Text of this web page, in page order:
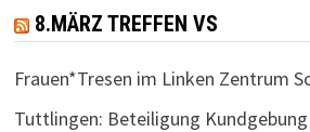
8.MÄRZ TREFFEN VS
Frauen*Tresen im Linken Zentrum
Tuttlingen: Beteiligung